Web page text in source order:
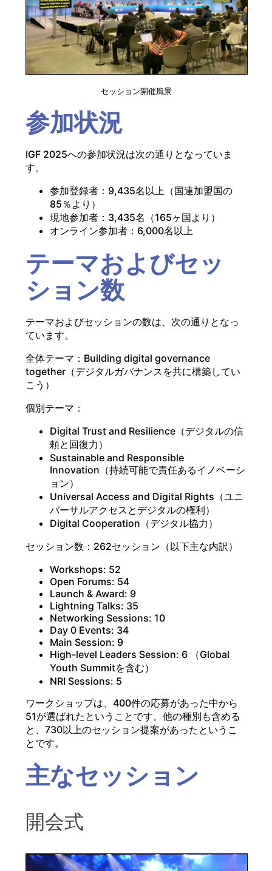
セッション開催風景
参加状況
IGF 2025への参加状況は次の通りとなっていま
す。
参加登録者：9,435名以上（国連加盟国の
85％より）
現地参加者：3,435名（165ヶ国より）
オンライン参加者：6,000名以上
テーマおよびセッ
ション数
テーマおよびセッションの数は、次の通りとなっ
ています。
全体テーマ：Building digital governance
together（デジタルガバナンスを共に構築してい
こう）
個別テーマ：
Digital Trust and Resilience（デジタルの信
頼と回復力）
Sustainable and Responsible
Innovation（持続可能で責任あるイノベーシ
ョン）
Universal Access and Digital Rights（ユニ
バーサルアクセスとデジタルの権利）
Digital Cooperation（デジタル協力）
セッション数：262セッション（以下主な内訳）
Workshops: 52
Open Forums: 54
Launch & Award: 9
Lightning Talks: 35
Networking Sessions: 10
Day 0 Events: 34
Main Session: 9
High-level Leaders Session: 6 （Global
Youth Summitを含む）
NRI Sessions: 5
ワークショップは、400件の応募があった中から
51が選ばれたということです。他の種別も含める
と、730以上のセッション提案があったというこ
とです。
主なセッション
開会式